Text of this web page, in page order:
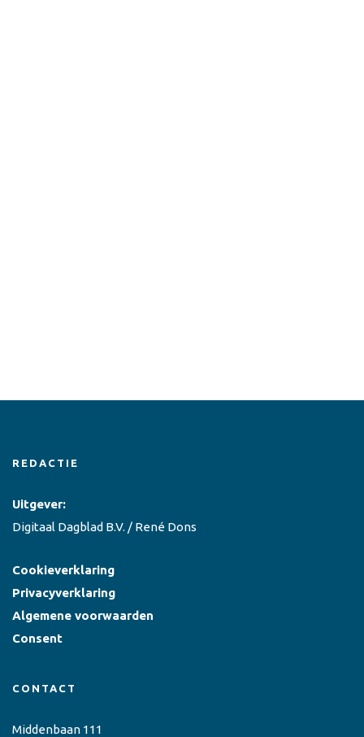
REDACTIE
Uitgever:
Digitaal Dagblad B.V. / René Dons
Cookieverklaring
Privacyverklaring
Algemene voorwaarden
Consent
CONTACT
Middenbaan 111